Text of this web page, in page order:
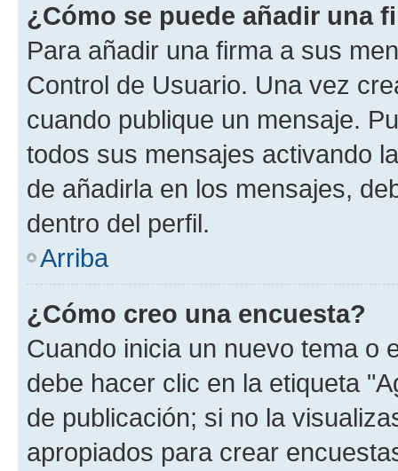
¿Cómo se puede añadir una
Para añadir una firma a sus
Control de Usuario. Una vez
cuando publique un mensaje.
todos sus mensajes activando
de añadirla en los mensajes,
dentro del perfil.
Arriba
¿Cómo creo una encuesta?
Cuando inicia un nuevo tema o
debe hacer clic en la etiqueta
de publicación; si no la
apropiados para crear